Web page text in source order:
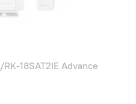
18SAT2IE Advance